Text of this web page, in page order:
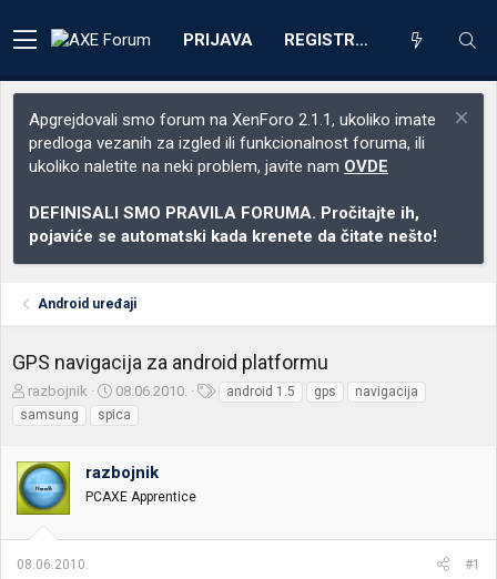
PRIJAVA REGISTRACIJA
Apgrejdovali smo forum na XenForo 2.1.1, ukoliko imate
predloga vezanih za izgled ili funkcionalnost foruma, ili
ukoliko naletite na neki problem, javite nam OVDE
DEFINISALI SMO PRAVILA FORUMA. Pročitajte ih,
pojaviće se automatski kada krenete da čitate nešto!
Android uređaji
GPS navigacija za android platformu
Z
a
č
t
n
i
e
razbojnik
D
a
t
m
p
08.06.2010. android 1.5 gps
navigacija
samsung
spica
razbojnik
PCAXE Apprentice
08.06.2010. #1